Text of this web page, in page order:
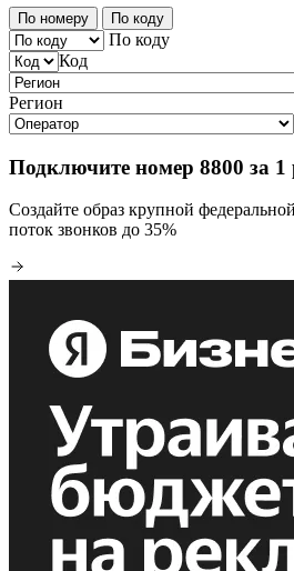
По номеру По коду
По коду
Код
Регион
Подключите номер 8800 за 1
Создайте образ крупной
поток звонков до 35%